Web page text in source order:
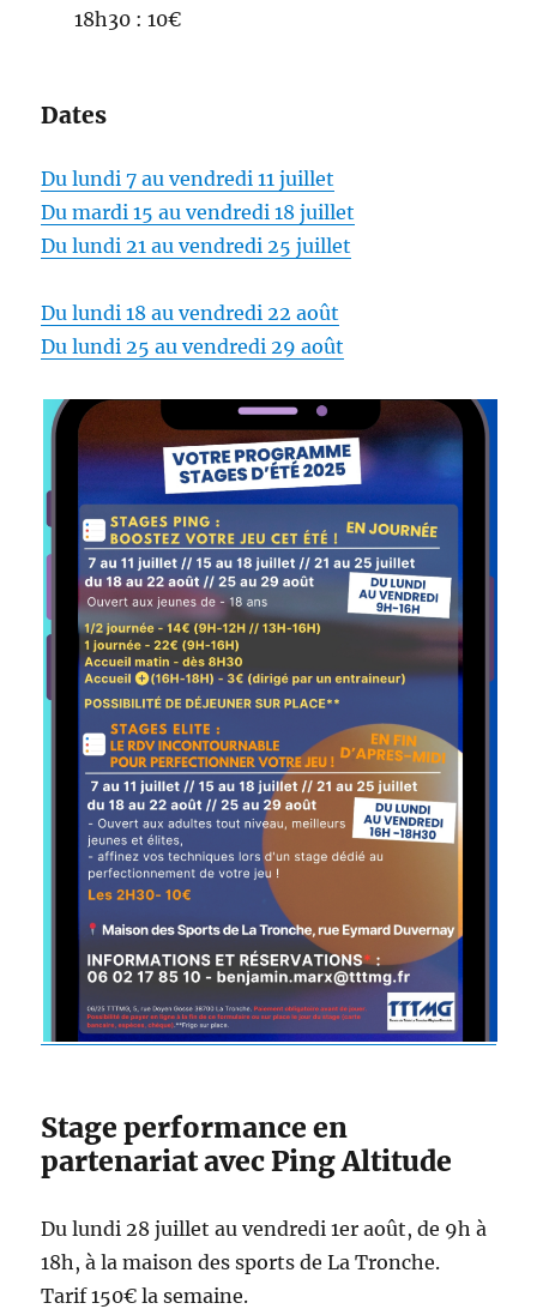
18h30 : 10€
Dates
Du lundi 7 au vendredi 11 juillet
Du mardi 15 au vendredi 18 juillet
Du lundi 21 au vendredi 25 juillet
Du lundi 18 au vendredi 22 août
Du lundi 25 au vendredi 29 août
Stage performance en
partenariat avec Ping Altitude
Du lundi 28 juillet au vendredi 1er août, de 9h à
18h, à la maison des sports de La Tronche.
Tarif 150€ la semaine.